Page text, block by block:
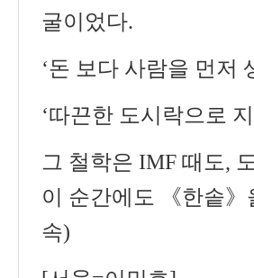
굴이었다.
‘돈 보다 사람을 먼저
‘따끈한 도시락으로
그 철학은 IMF 때도,
이 순간에도
《한솥》
속)